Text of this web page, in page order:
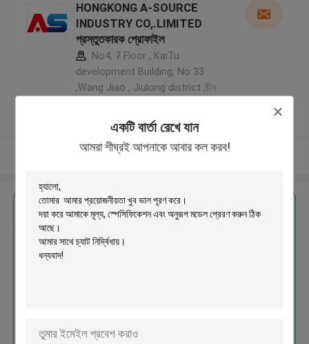
একটি বার্তা রেখে যান
আমরা শীঘ্রই আপনাকে আবার কল করব!
HONGKONG A-SOURCE
INDUSTRY CO,.LIMITED
প্রস্তুতকারক প্রোফাইল
No4, 7 Floor , KaiTu
development Building, No 33
,Wang Jiao , Jiulong district ,চীন
যাচাইকৃত সরবরাহকারী
আরো দেখুন
এর সেরা মূল্য পান
MOQ： 1000pcs